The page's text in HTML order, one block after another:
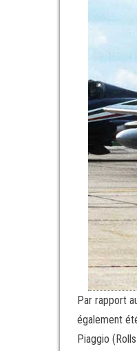
Par rapport
également
Piaggio